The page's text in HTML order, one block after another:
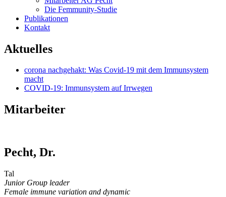
Die Femmunity-Studie
Publikationen
Kontakt
Aktuelles
corona nachgehakt: Was Covid-19 mit dem Immunsystem
macht
COVID-19: Immunsystem auf Irrwegen
Mitarbeiter
Pecht, Dr.
Tal
Junior Group leader
Female immune variation and dynamic